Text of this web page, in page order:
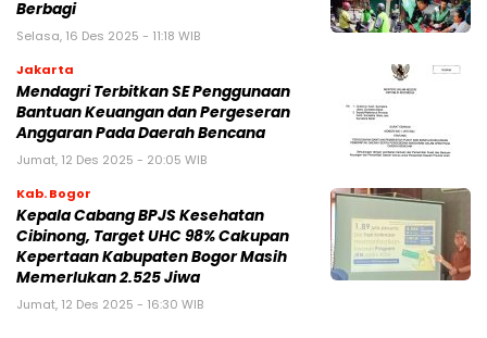
Berbagi
Selasa, 16 Des 2025 - 11:18 WIB
Jakarta
Mendagri Terbitkan SE Penggunaan
Bantuan Keuangan dan Pergeseran
Anggaran Pada Daerah Bencana
Jumat, 12 Des 2025 - 20:05 WIB
Kab. Bogor
Kepala Cabang BPJS Kesehatan
Cibinong, Target UHC 98% Cakupan
Kepertaan Kabupaten Bogor Masih
Memerlukan 2.525 Jiwa
Jumat, 12 Des 2025 - 16:30 WIB